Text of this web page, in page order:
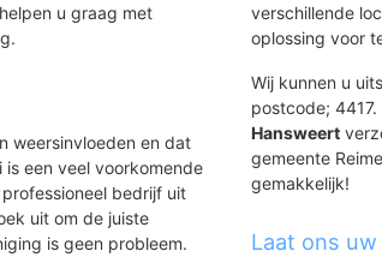
u graag met
weersinvloeden en dat
een veel voorkomende
bedrijf uit
uit om de juiste
is geen probleem.
verschillende
oplossing voor
Wij kunnen u
postcode;
Hansweert
gemeente
gemakkelijk!
Laat ons